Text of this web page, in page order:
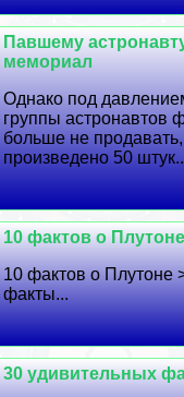
Павшему
мемориал
Однако под
группы астронавтов
больше не
произведено 50
10 фактов о Плутоне
10 фактов о Плутоне
факты...
30 удивительных